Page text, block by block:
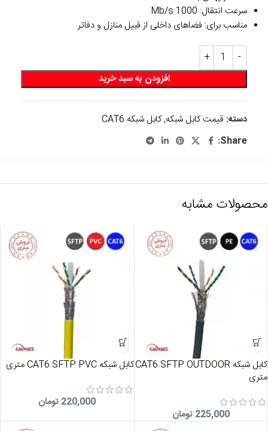
سرعت انتقال: 1000 Mb/s
مناسب برای: فضاهای داخلی از قبیل منازل و دفاتر
افزودن به سبد خرید
دسته: قیمت کابل شبکه,کابل شبکه CAT6
Share:
محصولات مشابه
کابل شبکه CAT6 SFTP OUTDOOR
متری
225,000 تومان
کابل شبکه CAT6 SFTP PVC متری
220,000 تومان